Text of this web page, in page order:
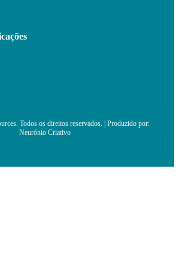
Todos os direitos reservados. | Produzido por:
Neurónio Criativo